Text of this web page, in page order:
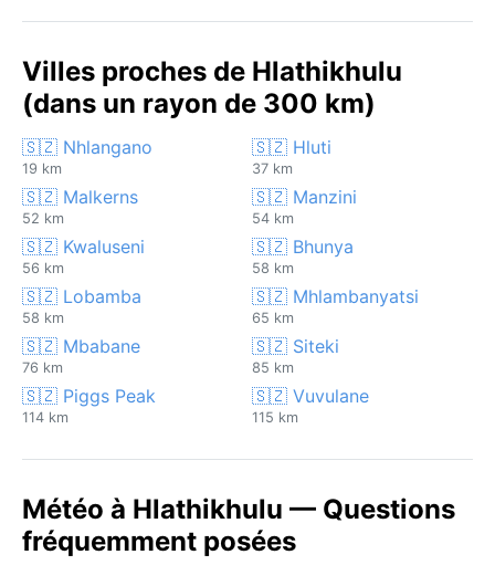
Villes proches de Hlathikhulu
(dans un rayon de 300 km)
🇸🇿 Nhlangano
19 km
🇸🇿 Hluti
37 km
🇸🇿 Malkerns
52 km
🇸🇿 Manzini
54 km
🇸🇿 Kwaluseni
56 km
🇸🇿 Bhunya
58 km
🇸🇿 Lobamba
58 km
🇸🇿 Mhlambanyatsi
65 km
🇸🇿 Mbabane
76 km
🇸🇿 Siteki
85 km
🇸🇿 Piggs Peak
114 km
🇸🇿 Vuvulane
115 km
Météo à Hlathikhulu — Questions
fréquemment posées